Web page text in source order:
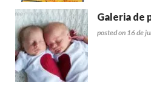
Galeria de
posted on 16 de